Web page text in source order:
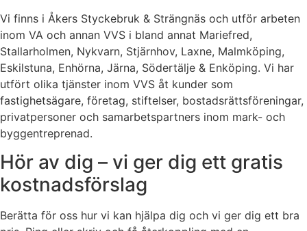
Vi finns i Åkers Styckebruk & Strängnäs och utför arbeten
inom VA och annan VVS i bland annat Mariefred,
Stallarholmen, Nykvarn, Stjärnhov, Laxne, Malmköping,
Eskilstuna, Enhörna, Järna, Södertälje & Enköping. Vi har
utfört olika tjänster inom VVS åt kunder som
fastighetsägare, företag, stiftelser, bostadsrättsföreningar,
privatpersoner och samarbetspartners inom mark- och
byggentreprenad.
Hör av dig – vi ger dig ett gratis
kostnadsförslag
Berätta för oss hur vi kan hjälpa dig och vi ger dig ett bra